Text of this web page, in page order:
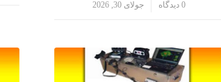
0 دیدگاه جولای 30, 2026